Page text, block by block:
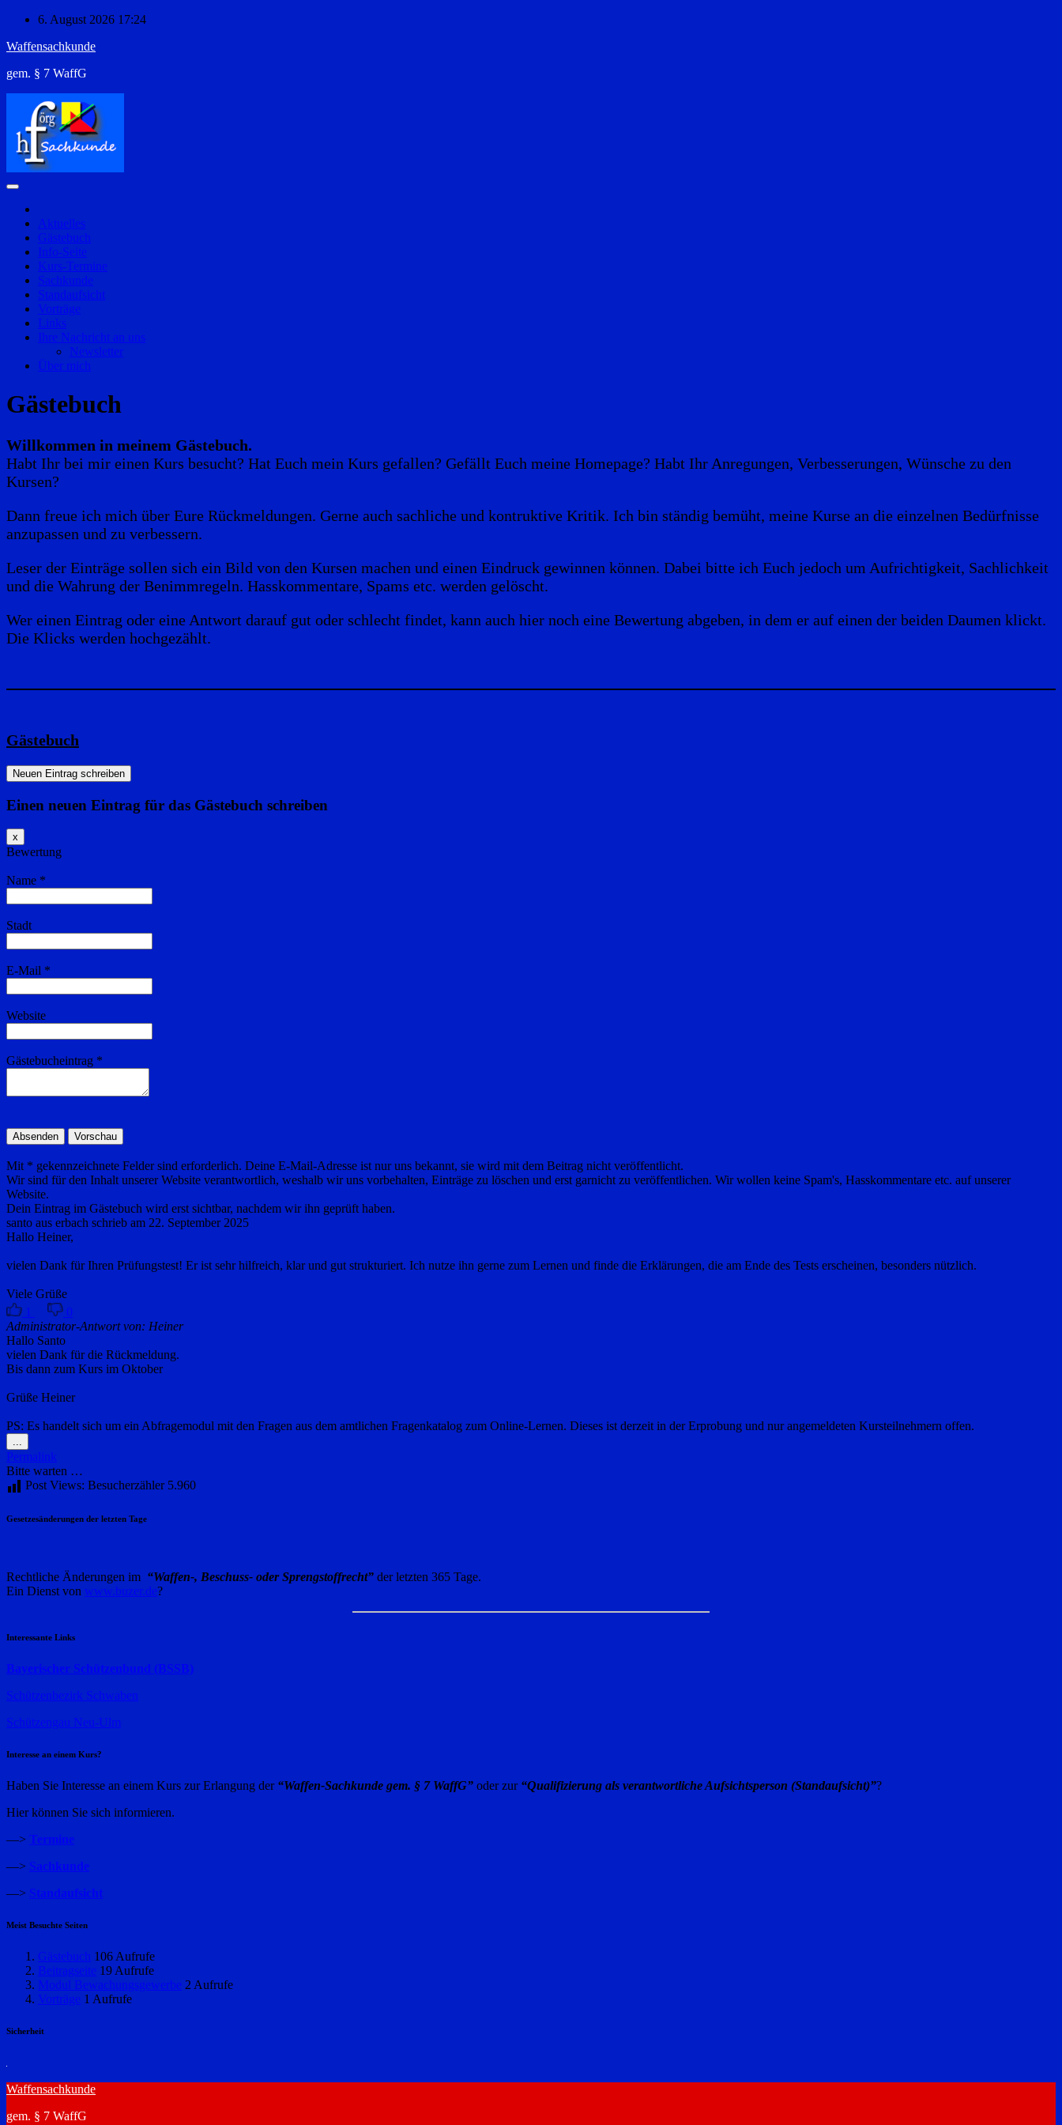
Zum
springen
6. August 2026 17:24
Waffensachkunde
gem. § 7 WaffG
Aktuelles
Gästebuch
Info-Seite
Kurs-Termine
Sachkunde
Standaufsicht
Vorträge
Links
Ihre Nachricht an uns
Newsletter
Über mich
Gästebuch
Willkommen in meinem Gästebuch.
Habt Ihr bei mir einen Kurs besucht? Hat Euch mein Kurs gefallen? Gefällt Euch meine Homepage? Habt Ihr Anregungen, Verbesserungen, Wünsche zu den
Kursen?
Dann freue ich mich über Eure Rückmeldungen. Gerne auch sachliche und kontruktive Kritik. Ich bin ständig bemüht, meine Kurse an die einzelnen Bedürfnisse
anzupassen und zu verbessern.
Leser der Einträge sollen sich ein Bild von den Kursen machen und einen Eindruck gewinnen können. Dabei bitte ich Euch jedoch um Aufrichtigkeit, Sachlichkeit
und die Wahrung der Benimmregeln. Hasskommentare, Spams etc. werden gelöscht.
Wer einen Eintrag oder eine Antwort darauf gut oder schlecht findet, kann auch hier noch eine Bewertung abgeben, in dem er auf einen der beiden Daumen klickt.
Die Klicks werden hochgezählt.
Gästebuch
Einen neuen Eintrag für das Gästebuch schreiben
x
Formular
ausblenden
Bewertung
Name *
Stadt
E-Mail *
Website
Gästebucheintrag *
Mit * gekennzeichnete Felder sind erforderlich. Deine E-Mail-Adresse ist nur uns bekannt, sie wird mit dem Beitrag nicht veröffentlicht.
Wir sind für den Inhalt unserer Website verantwortlich, weshalb wir uns vorbehalten, Einträge zu löschen und erst garnicht zu veröffentlichen. Wir wollen keine Spam's, Hasskommentare etc. auf unserer
Website.
Dein Eintrag im Gästebuch wird erst sichtbar, nachdem wir ihn geprüft haben.
santo aus erbach schrieb am 22. September 2025
Hallo Heiner,
vielen Dank für Ihren Prüfungstest! Er ist sehr hilfreich, klar und gut strukturiert. Ich nutze ihn gerne zum Lernen und finde die Erklärungen, die am Ende des Tests erscheinen, besonders nützlich.
Viele Grüße
1
0
Administrator-Antwort von: Heiner
Hallo Santo
vielen Dank für die Rückmeldung.
Bis dann zum Kurs im Oktober
Grüße Heiner
PS: Es handelt sich um ein Abfragemodul mit den Fragen aus dem amtlichen Fragenkatalog zum Online-Lernen. Dieses ist derzeit in der Erprobung und nur angemeldeten Kursteilnehmern offen.
...
Metabox
ein-/ausblenden.
Permalink
Bitte warten …
Post Views: Besucherzähler 5.960
Gesetzesänderungen der letzten Tage
Rechtliche Änderungen im “Waffen-, Beschuss- oder Sprengstoffrecht” der letzten 365 Tage.
Ein Dienst von www.buzer.de?
Interessante Links
Bayerischer Schützenbund (BSSB)
Schützenbezirk Schwaben
Schützengau Neu-Ulm
Interesse an einem Kurs?
Haben Sie Interesse an einem Kurs zur Erlangung der “Waffen-Sachkunde gem. § 7 WaffG” oder zur “Qualifizierung als verantwortliche Aufsichtsperson (Standaufsicht)”?
Hier können Sie sich informieren.
—> Termine
—> Sachkunde
—> Standaufsicht
Meist Besuchte Seiten
Gästebuch 106 Aufrufe
Beitragseite 19 Aufrufe
Modul Bewachungsgewerbe 2 Aufrufe
Vorträge 1 Aufrufe
Sicherheit
Waffensachkunde
gem. § 7 WaffG